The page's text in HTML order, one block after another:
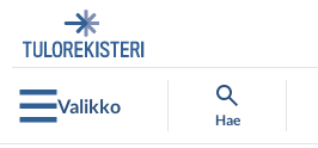
suoraan
sisältöön
koko
sivuston
hakuun
Valikko
Hae